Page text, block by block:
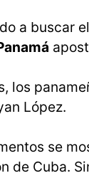
a buscar
los
López.
se
de Cuba.